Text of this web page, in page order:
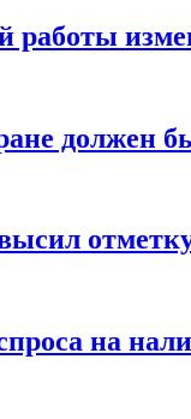
должен
на